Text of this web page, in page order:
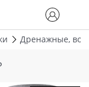
Дренажные,